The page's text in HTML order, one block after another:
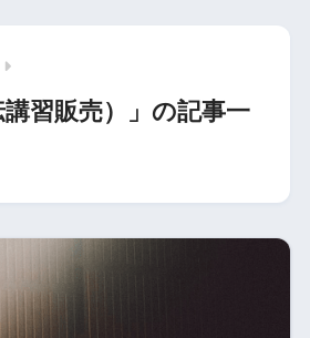
講習販売）」の記事一